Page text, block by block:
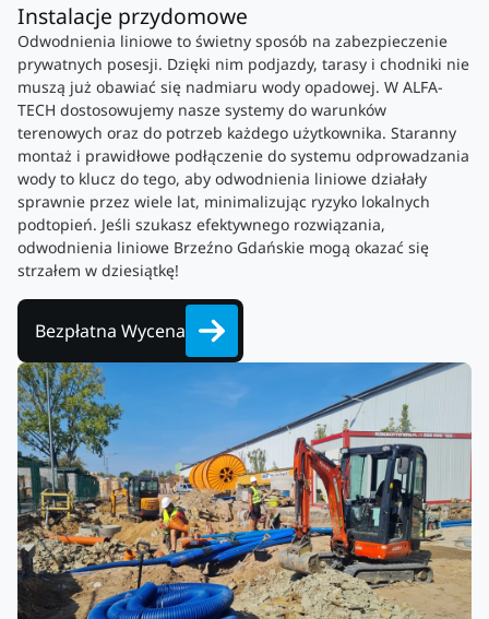
Instalacje przydomowe
Odwodnienia liniowe to świetny sposób na zabezpieczenie
prywatnych posesji. Dzięki nim podjazdy, tarasy i chodniki nie
muszą już obawiać się nadmiaru wody opadowej. W ALFA-
TECH dostosowujemy nasze systemy do warunków
terenowych oraz do potrzeb każdego użytkownika. Staranny
montaż i prawidłowe podłączenie do systemu odprowadzania
wody to klucz do tego, aby odwodnienia liniowe działały
sprawnie przez wiele lat, minimalizując ryzyko lokalnych
podtopień. Jeśli szukasz efektywnego rozwiązania,
odwodnienia liniowe Brzeźno Gdańskie mogą okazać się
strzałem w dziesiątkę!
Bezpłatna Wycena